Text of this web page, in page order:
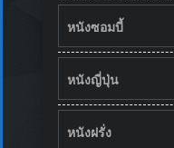
หนังซอมบี้
หนังญี่ปุ่น
หนังฝรั่ง